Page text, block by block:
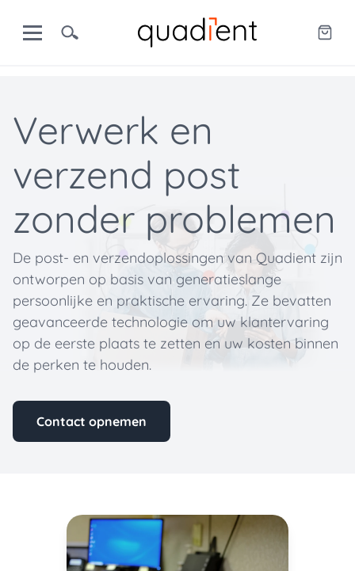
Verwerk en
verzend post
zonder problemen
De post- en verzendoplossingen van Quadient zijn
ontworpen op basis van generatieslange
persoonlijke en praktische ervaring. Ze bevatten
geavanceerde technologie om uw klantervaring
op de eerste plaats te zetten en uw kosten binnen
de perken te houden.
Contact opnemen